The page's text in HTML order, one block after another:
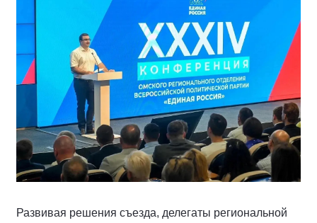
Развивая решения съезда, делегаты региональной